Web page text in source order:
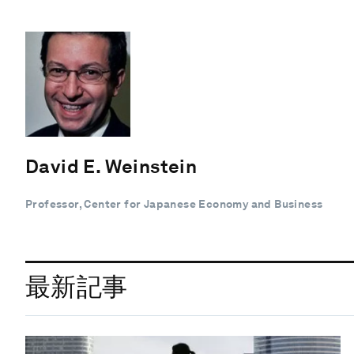
David E. Weinstein
Professor, Center for Japanese Economy and Business
最新記事